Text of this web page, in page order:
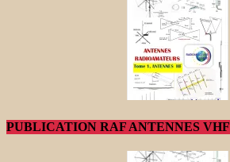
PUBLICATION RAF ANTENNES VHF